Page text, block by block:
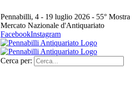
Pennabilli, 4 - 19 luglio 2026 - 55° Mostra
Mercato Nazionale d'Antiquariato
FacebookInstagram
Cerca per: